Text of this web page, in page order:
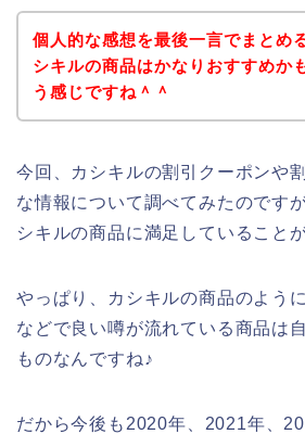
個人的な感想を最後一言でまとめ
シキルの商品はかなりおすすめか
う感じですね＾＾
今回、カシキルの割引クーポンや
な情報について調べてみたのです
シキルの商品に満足していること
やっぱり、カシキルの商品のよう
などで良い噂が流れている商品は
ものなんですね♪
だから今後も2020年、2021年、